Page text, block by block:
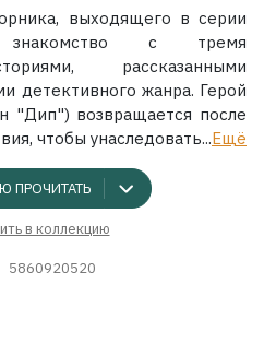
выходящего в серии
с тремя
рассказанными
детективного жанра. Герой
"Дип") возвращается после
чтобы унаследовать...Ещё
ПРОЧИТАТЬ
в коллекцию
5860920520